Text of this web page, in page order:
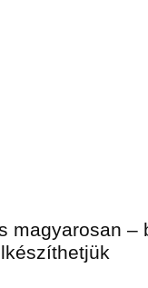
magyarosan –